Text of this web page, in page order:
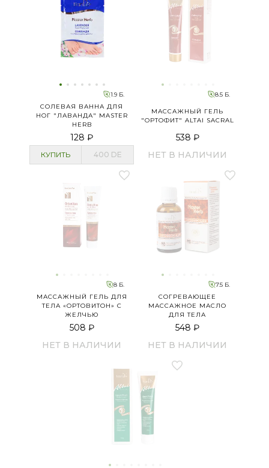
1.9 Б.
СОЛЕВАЯ ВАННА ДЛЯ
НОГ "ЛАВАНДА" MASTER
HERB
128 ₽
КУПИТЬ 400 DE
8.5 Б.
МАССАЖНЫЙ ГЕЛЬ
"ОРТОФИТ" ALTAI SACRAL
538 ₽
НЕТ В НАЛИЧИИ
8 Б.
МАССАЖНЫЙ ГЕЛЬ ДЛЯ
ТЕЛА «ОРТОВИТОН» С
ЖЕЛЧЬЮ
508 ₽
НЕТ В НАЛИЧИИ
7.5 Б.
СОГРЕВАЮЩЕЕ
МАССАЖНОЕ МАСЛО
ДЛЯ ТЕЛА
548 ₽
НЕТ В НАЛИЧИИ